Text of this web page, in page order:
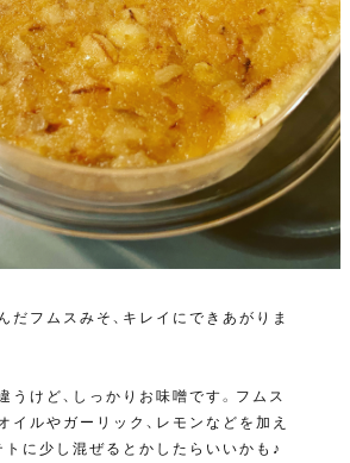
だフムスみそ、キレイにできあがりま
うけど、しっかりお味噌です。フムス
イルやガーリック、レモンなどを加え
トに少し混ぜるとかしたらいいかも♪